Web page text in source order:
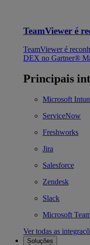
TeamViewer é
TeamViewer é
DEX no Gartner®
Principais
Microsoft
ServiceNow
Freshworks
Jira
Salesforce
Zendesk
Slack
Microsoft
Ver todas as
Soluções